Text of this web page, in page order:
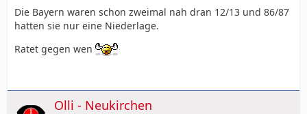
Die Bayern waren schon zweimal nah dran 12/13 und 86/87
hatten sie nur eine Niederlage.
Ratet gegen wen
Olli - Neukirchen